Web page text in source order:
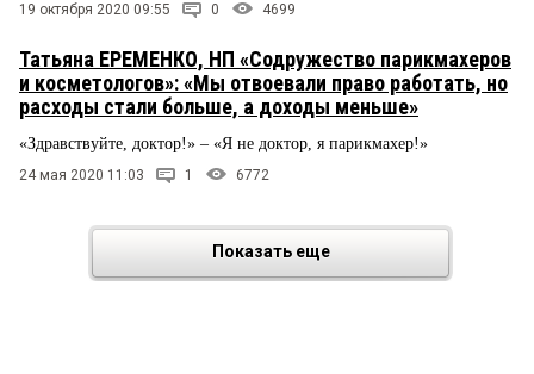
19 октября 2020 09:55 0 4699
Татьяна ЕРЕМЕНКО, НП «Содружество парикмахеров
и косметологов»: «Мы отвоевали право работать, но
расходы стали больше, а доходы меньше»
«Здравствуйте, доктор!» – «Я не доктор, я парикмахер!»
24 мая 2020 11:03 1 6772
Показать еще